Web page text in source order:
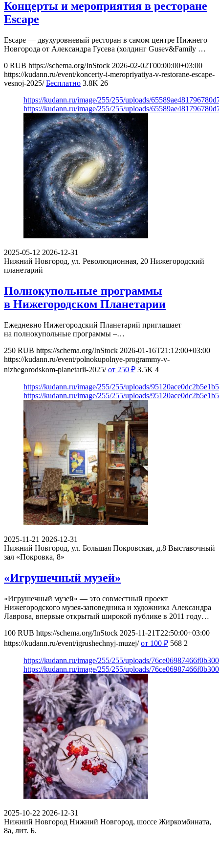
Концерты и мероприятия в ресторане
Escape
Escape — двухуровневый ресторан в самом центре Нижнего
Новгорода от Александра Гусева (холдинг Gusev&Family …
0 RUB https://schema.org/InStock 2026-02-02T00:00:00+03:00
https://kudann.ru/event/koncerty-i-meropriyatiya-v-restorane-escape-
vesnoj-2025/ Бесплатно 3.8K 26
https://kudann.ru/image/255/255/uploads/
https://kudann.ru/image/255/255/uploads/
2025-05-12 2026-12-31
Нижний Новгород, ул. Революционная, 20 Нижегородский
планетарий
Полнокупольные программы
в Нижегородском Планетарии
Ежедневно Нижегородский Планетарий приглашает
на полнокупольные программы –…
250 RUB https://schema.org/InStock 2026-01-16T21:12:00+03:00
https://kudann.ru/event/polnokupolnye-programmy-v-
nizhegorodskom-planetarii-2025/ от 250 ₽ 3.5K 4
https://kudann.ru/image/255/255/uploads/
https://kudann.ru/image/255/255/uploads/
2025-11-21 2026-12-31
Нижний Новгород, ул. Большая Покровская, д.8 Выставочный
зал «Покровка, 8»
«Игрушечный музей»
«Игрушечный музей» — это совместный проект
Нижегородского музея-заповедника и художника Александра
Лаврова, впервые открытый широкой публике в 2011 году…
100 RUB https://schema.org/InStock 2025-11-21T22:50:00+03:00
https://kudann.ru/event/igrushechnyj-muzej/ от 100 ₽ 568 2
https://kudann.ru/image/255/255/uploads/
https://kudann.ru/image/255/255/uploads/
2025-10-22 2026-12-31
Нижний Новгород Нижний Новгород, шоссе Жиркомбината,
8а, лит. Б.